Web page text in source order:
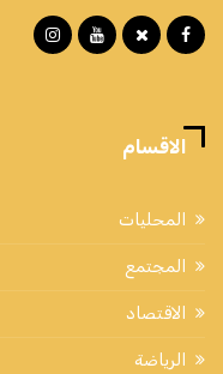
الاقسام
المحليات
المجتمع
الاقتصاد
الرياضة